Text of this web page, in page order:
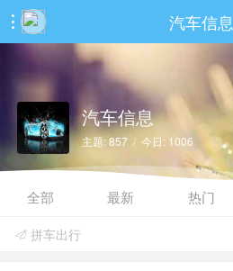
 汽车信息
汽车信息
主题: 857 / 今日: 1006
全部 最新 热门
 拼车出行